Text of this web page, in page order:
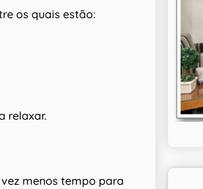
os quais estão:
relaxar.
menos tempo para